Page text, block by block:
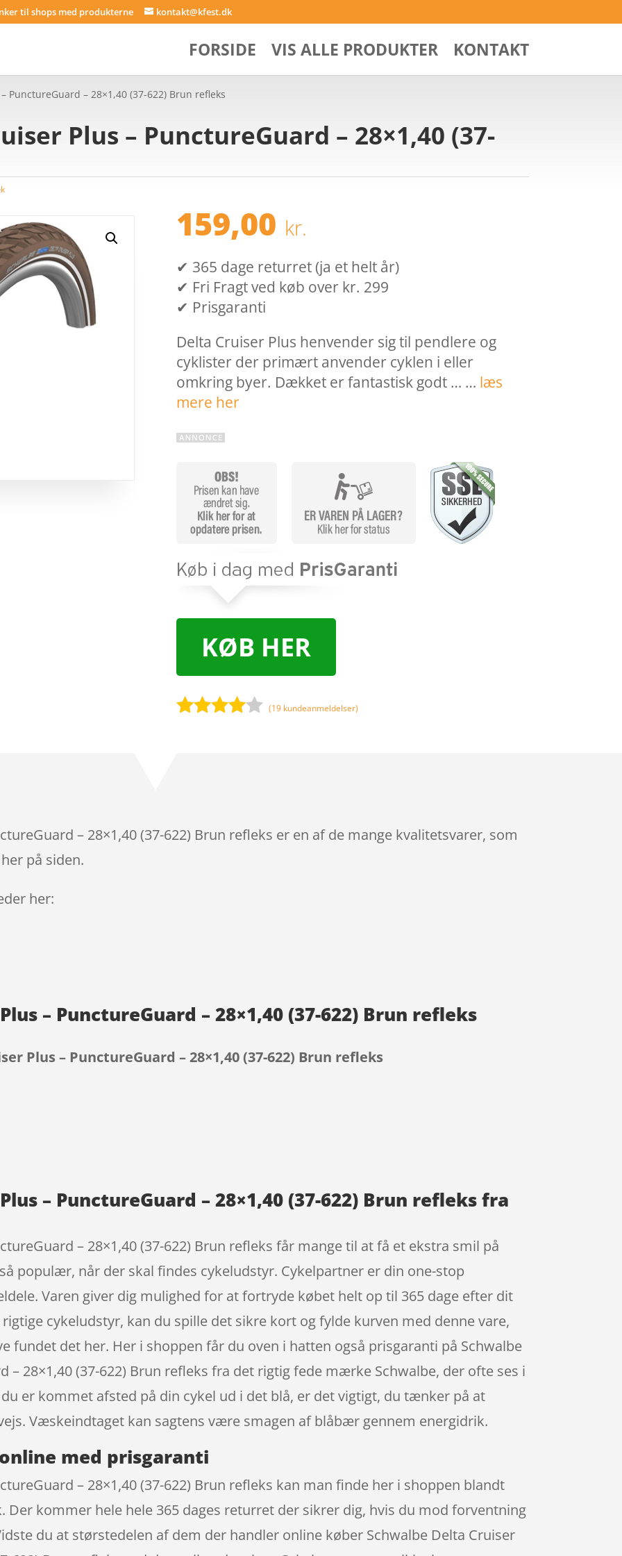
til shops med produkterne kontakt@kfest.dk
FORSIDE VIS ALLE PRODUKTER KONTAKT
PunctureGuard – 28×1,40 (37-622) Brun refleks
Plus – PunctureGuard – 28×1,40 (37-
159,00 kr.
✔ 365 dage returret (ja et helt år)
✔ Fri Fragt ved køb over kr. 299
✔ Prisgaranti
Delta Cruiser Plus henvender sig til pendlere og
cyklister der primært anvender cyklen i eller
omkring byer. Dækket er fantastisk godt … … læs
mere her
KØB HER
ømmels
er
(19 kundeanmeldelser)
– 28×1,40 (37-622) Brun refleks er en af de mange kvalitetsvarer, som
på siden.
her:
– PunctureGuard – 28×1,40 (37-622) Brun refleks
Plus – PunctureGuard – 28×1,40 (37-622) Brun refleks
– PunctureGuard – 28×1,40 (37-622) Brun refleks fra
– 28×1,40 (37-622) Brun refleks får mange til at få et ekstra smil på
populær, når der skal findes cykeludstyr. Cykelpartner er din one-stop
Varen giver dig mulighed for at fortryde købet helt op til 365 dage efter dit
cykeludstyr, kan du spille det sikre kort og fylde kurven med denne vare,
fundet det her. Her i shoppen får du oven i hatten også prisgaranti på Schwalbe
– 28×1,40 (37-622) Brun refleks fra det rigtig fede mærke Schwalbe, der ofte ses i
er kommet afsted på din cykel ud i det blå, er det vigtigt, du tænker på at
Væskeindtaget kan sagtens være smagen af blåbær gennem energidrik.
med prisgaranti
– 28×1,40 (37-622) Brun refleks kan man finde her i shoppen blandt
Der kommer hele hele 365 dages returret der sikrer dig, hvis du mod forventning
du at størstedelen af dem der handler online køber Schwalbe Delta Cruiser